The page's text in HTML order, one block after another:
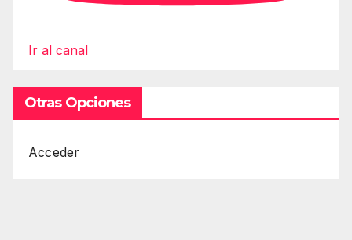
Ir al canal
Otras Opciones
Acceder